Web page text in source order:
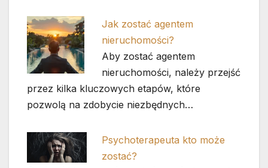
Jak zostać agentem
nieruchomości?
Aby zostać agentem
nieruchomości, należy przejść
przez kilka kluczowych etapów, które
pozwolą na zdobycie niezbędnych…
Psychoterapeuta kto może
zostać?